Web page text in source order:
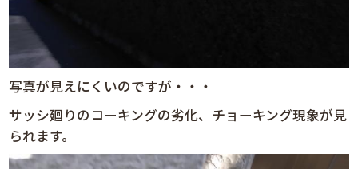
写真が見えにくいのですが・・・
サッシ廻りのコーキングの劣化、チョーキング現象が見
られます。